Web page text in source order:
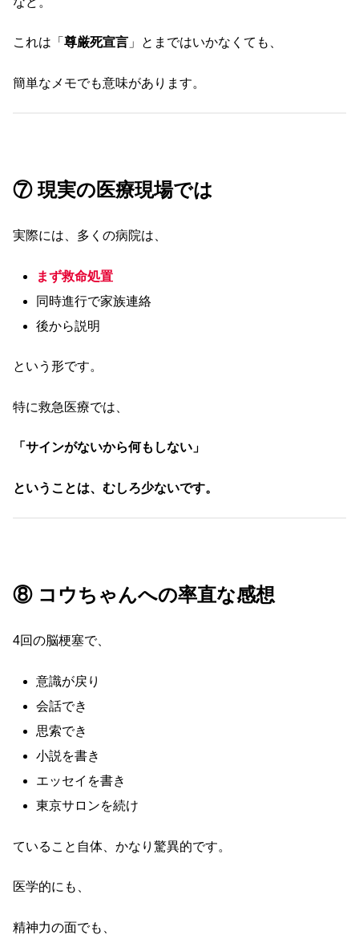
これは「 尊厳死宣言 」とまではいかなくても、
簡単なメモでも意味があります。
⑦ 現実の医療現場では
実際には、多くの病院は、
まず救命処置
同時進行で家族連絡
後から説明
という形です。
特に救急医療では、
「サインがないから何もしない」
ということは、むしろ少ないです。
⑧ コウちゃんへの率直な感想
4回の脳梗塞で、
意識が戻り
会話でき
思索でき
小説を書き
エッセイを書き
東京サロンを続け
ていること自体、かなり驚異的です。
医学的にも、
精神力の面でも、